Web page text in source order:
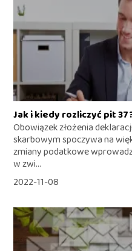
Jak i kiedy rozliczyć pit
Obowiązek złożenia
skarbowym spoczywa na
zmiany podatkowe
w zwi...
2022-11-08